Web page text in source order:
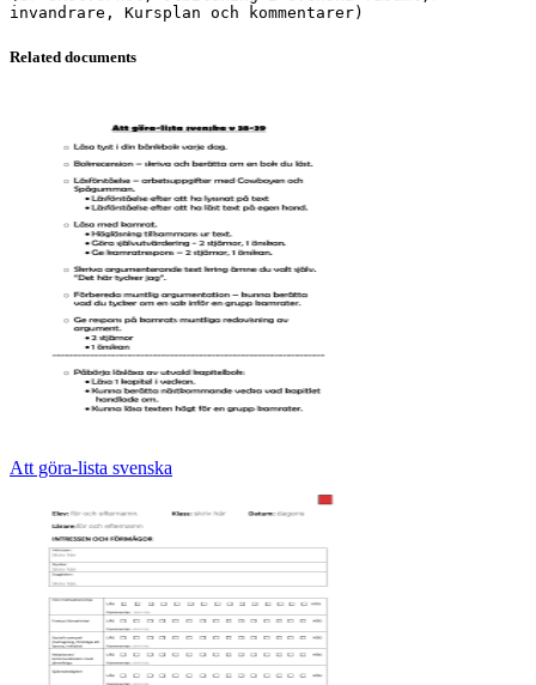
Related documents
Att göra-lista svenska